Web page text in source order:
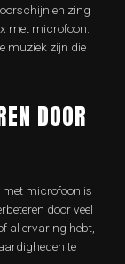
en zing
met microfoon.
muziek zijn die
DOOR
met microfoon is
door veel
al ervaring hebt,
te